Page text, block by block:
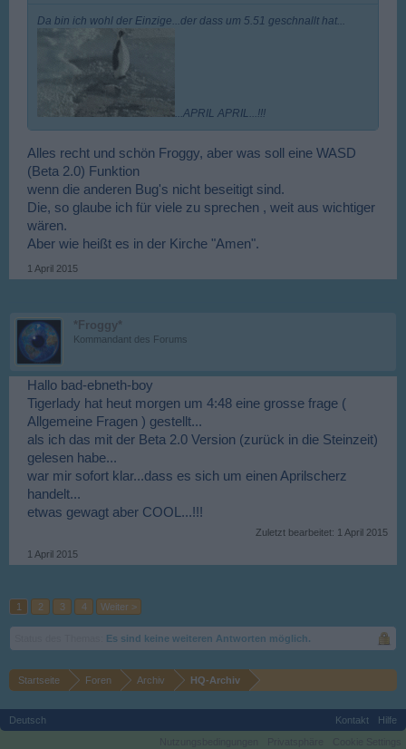
Da bin ich wohl der Einzige...der dass um 5.51 geschnallt hat...
...APRIL APRIL...!!!
Alles recht und schön Froggy, aber was soll eine WASD
(Beta 2.0) Funktion
wenn die anderen Bug's nicht beseitigt sind.
Die, so glaube ich für viele zu sprechen , weit aus wichtiger
wären.
Aber wie heißt es in der Kirche "Amen".
1 April 2015
*Froggy*
Kommandant des Forums
Hallo bad-ebneth-boy
Tigerlady hat heut morgen um 4:48 eine grosse frage (
Allgemeine Fragen ) gestellt...
als ich das mit der Beta 2.0 Version (zurück in die Steinzeit)
gelesen habe...
war mir sofort klar...dass es sich um einen Aprilscherz
handelt...
etwas gewagt aber COOL...!!!
Zuletzt bearbeitet: 1 April 2015
1 April 2015
1 2 3 4 Weiter >
Es sind keine weiteren Antworten möglich.
Startseite Foren Archiv HQ-Archiv
Deutsch Kontakt
Hilfe